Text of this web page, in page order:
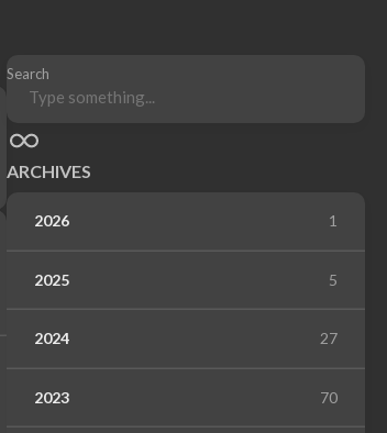
Search
ARCHIVES
2026 1
2025 5
2024 27
2023 70